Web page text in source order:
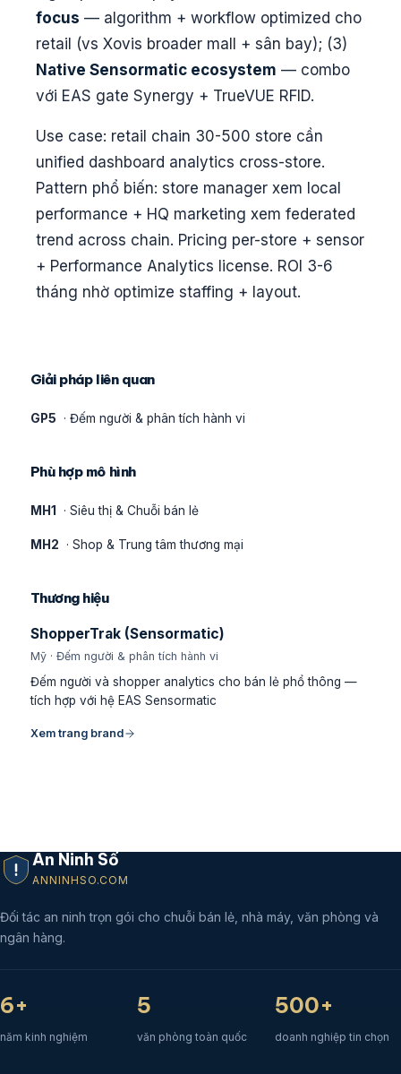
focus — algorithm + workflow optimized cho
retail (vs Xovis broader mall + sân bay); (3)
Native Sensormatic ecosystem — combo
với EAS gate Synergy + TrueVUE RFID.
Use case: retail chain 30-500 store cần
unified dashboard analytics cross-store.
Pattern phổ biến: store manager xem local
performance + HQ marketing xem federated
trend across chain. Pricing per-store + sensor
+ Performance Analytics license. ROI 3-6
tháng nhờ optimize staffing + layout.
Giải pháp liên quan
GP5 · Đếm người & phân tích hành vi
Phù hợp mô hình
MH1 · Siêu thị & Chuỗi bán lẻ
MH2 · Shop & Trung tâm thương mại
Thương hiệu
ShopperTrak (Sensormatic)
Mỹ · Đếm người & phân tích hành vi
Đếm người và shopper analytics cho bán lẻ phổ thông —
tích hợp với hệ EAS Sensormatic
Xem trang brand
An Ninh Số
ANNINHSO.COM
Đối tác an ninh trọn gói cho chuỗi bán lẻ, nhà máy, văn phòng và
ngân hàng.
6+
năm kinh nghiệm
5
văn phòng toàn quốc
500+
doanh nghiệp tin chọn